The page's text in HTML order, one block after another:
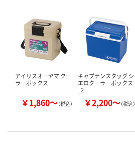
アイリスオーヤマ クー
ラーボックス
￥1,860～（税込）
キャプテンスタッグ シ
エロクーラーボックス
_2
￥2,200～（税込）